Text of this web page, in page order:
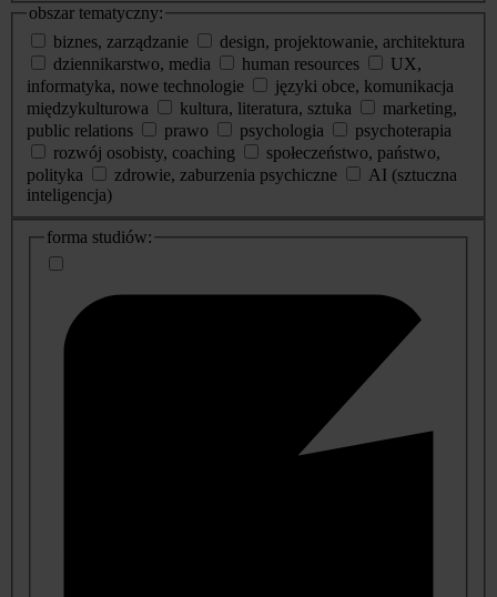
obszar tematyczny:
biznes, zarządzanie
design, projektowanie, architektura
dziennikarstwo, media
human resources
UX,
informatyka, nowe technologie
języki obce, komunikacja
międzykulturowa
kultura, literatura, sztuka
marketing,
public relations
prawo psychologia
psychoterapia
rozwój osobisty, coaching
społeczeństwo, państwo,
polityka
zdrowie, zaburzenia psychiczne
AI (sztuczna
inteligencja)
dodatkowe
informacje
forma studiów: